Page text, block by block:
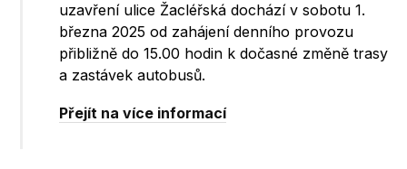
uzavření ulice Žacléřská dochází v sobotu 1.
března 2025 od zahájení denního provozu
přibližně do 15.00 hodin k dočasné změně trasy
a zastávek autobusů.
Přejít na více informací